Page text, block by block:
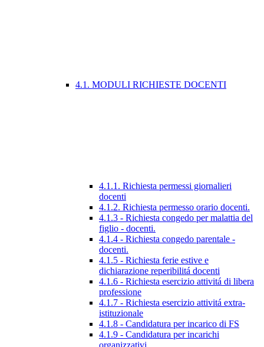
4.1. MODULI RICHIESTE DOCENTI
4.1.1. Richiesta permessi giornalieri
docenti
4.1.2. Richiesta permesso orario docenti.
4.1.3 - Richiesta congedo per malattia del
figlio - docenti.
4.1.4 - Richiesta congedo parentale -
docenti.
4.1.5 - Richiesta ferie estive e
dichiarazione reperibilitá docenti
4.1.6 - Richiesta esercizio attivitá di libera
professione
4.1.7 - Richiesta esercizio attivitá extra-
istituzionale
4.1.8 - Candidatura per incarico di FS
4.1.9 - Candidatura per incarichi